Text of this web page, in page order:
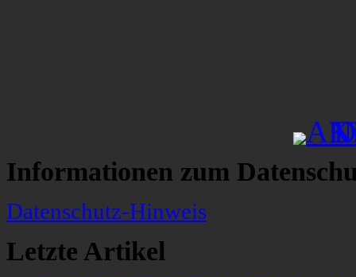
Informationen zum
Datenschutz-Hinweis
Letzte Artikel